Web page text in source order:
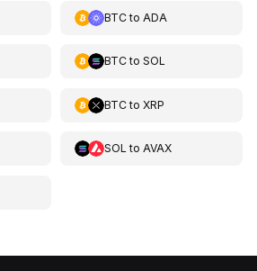
BTCto ADA
BTCto SOL
BTCto XRP
SOL to AVAX